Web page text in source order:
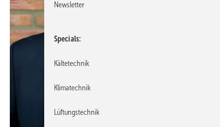
Newsletter
Specials
Kältetechnik
Klimatechnik
Lüftungstechnik